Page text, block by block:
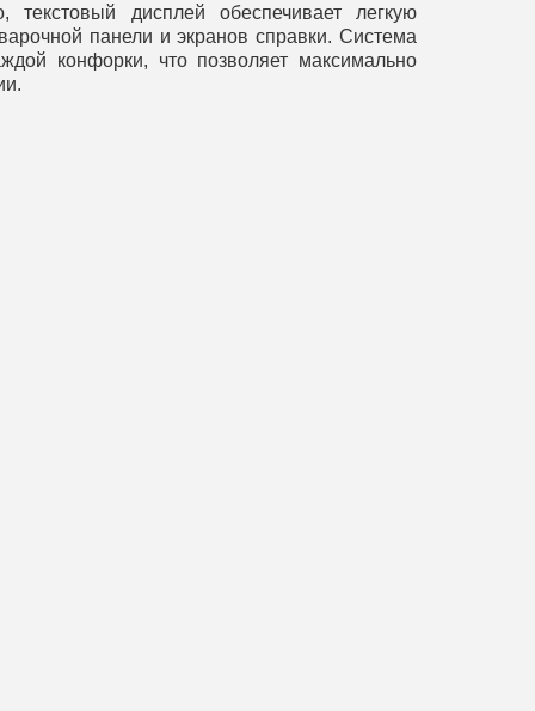
дисплей обеспечивает легкую
панели и экранов справки. Система
конфорки, что позволяет максимально